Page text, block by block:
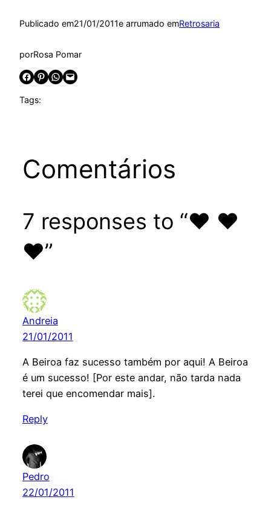
Publicado em21/01/2011e arrumado emRetrosaria
porRosa Pomar
Share on Facebook Share on Pinterest Share on WhatsApp Email this Page
Tags:
Comentários
7 responses to “♥ ♥
♥”
Andreia
21/01/2011
A Beiroa faz sucesso também por aqui! A Beiroa
é um sucesso! [Por este andar, não tarda nada
terei que encomendar mais].
Reply
Pedro
22/01/2011